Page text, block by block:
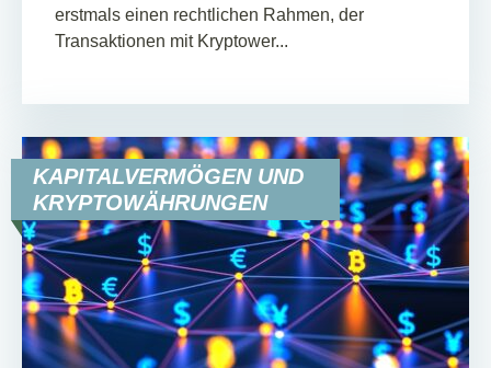
erstmals einen rechtlichen Rahmen, der
Transaktionen mit Kryptower...
KAPITALVERMÖGEN UND
KRYPTOWÄHRUNGEN